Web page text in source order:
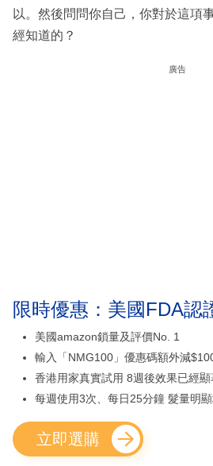
以。然後問問你自己，你對於這項
經知道的？
廣告
限時優惠：美國FDA認
美國amazon鎖量及評價No. 1
輸入「NMG100」優惠碼額外減
香港用家真實試用 8週後效果已經顯
每週使用3次、每日25分鐘 髮量明
立即選購